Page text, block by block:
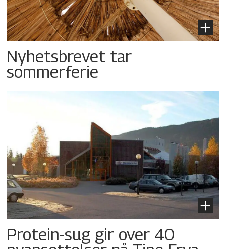
Nyhetsbrevet tar
sommerferie
Protein-sug gir over 40